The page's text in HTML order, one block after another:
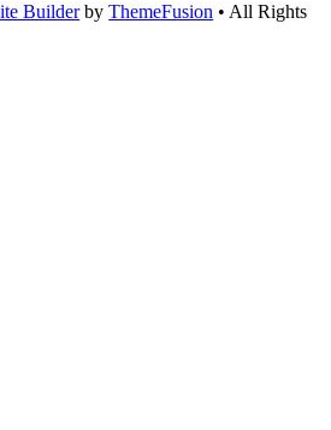
BuilderbyThemeFusion • All Rights